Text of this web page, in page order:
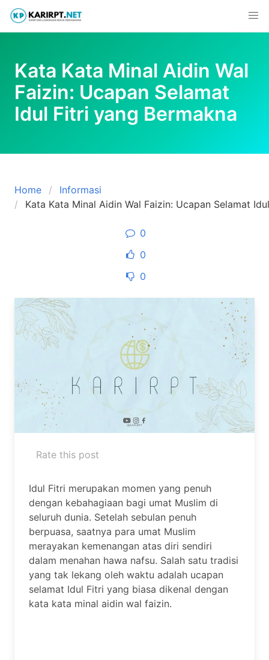
Skip
content
Kata Kata Minal Aidin Wal
Faizin: Ucapan Selamat
Idul Fitri yang Bermakna
Home
Informasi
Kata Kata Minal Aidin Wal Faizin: Ucapan Selamat
0
0
0
Rate this post
Idul Fitri merupakan momen yang penuh
dengan kebahagiaan bagi umat Muslim di
seluruh dunia. Setelah sebulan penuh
berpuasa, saatnya para umat Muslim
merayakan kemenangan atas diri sendiri
dalam menahan hawa nafsu. Salah satu tradisi
yang tak lekang oleh waktu adalah ucapan
selamat Idul Fitri yang biasa dikenal dengan
kata kata minal aidin wal faizin.